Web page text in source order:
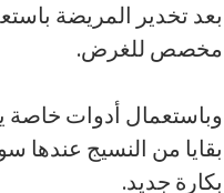
بعد تخدير المريضة
مخصص للغرض.
وباستعمال أدوات خاصة
بقايا من النسيج عندها
بكارة جديد.